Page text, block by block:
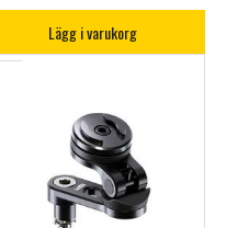
Lägg i varukorg